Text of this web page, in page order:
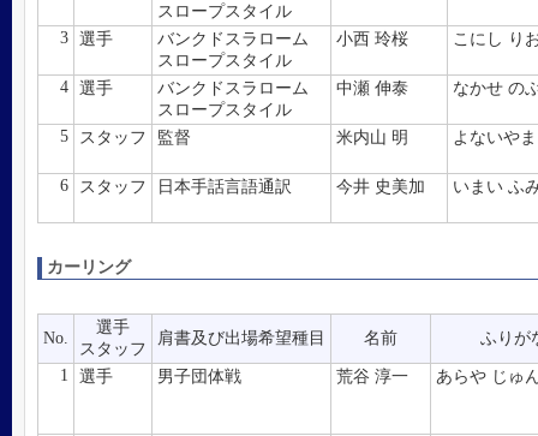
スロープスタイル
3 選手
バンクドスラローム
スロープスタイル
小西 玲桜 こにし り
4 選手
バンクドスラローム
スロープスタイル
中瀬 伸泰 なかせ の
5 スタッフ 監督 米内山 明 よないや
6 スタッフ 日本手話言語通訳 今井 史美加 いまい ふ
カーリング
No.
選手
スタッフ
肩書及び出場希望種目 名前 ふりが
1 選手 男子団体戦 荒谷 淳一 あらや じゅ